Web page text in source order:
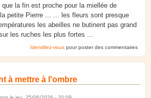
la fin est proche pour la miellée de
petite Pierre ... ... les fleurs sont presque
les abeilles ne butinent pas grand
les ruches les plus fortes ...
Identifiez-vous pour poster des commentaires
à mettre à l'ombre